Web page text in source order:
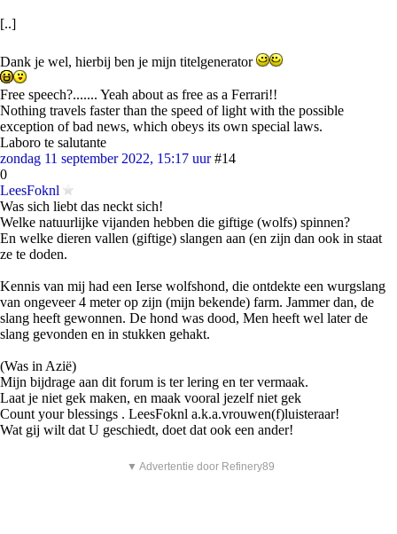
[..]
Dank je wel, hierbij ben je mijn titelgenerator
Free speech?....... Yeah about as free as a Ferrari!!
Nothing travels faster than the speed of light with the possible
exception of bad news, which obeys its own special laws.
Laboro te salutante
zondag 11 september 2022, 15:17 uur #14
0
LeesFoknl
Was sich liebt das neckt sich!
Welke natuurlijke vijanden hebben die giftige (wolfs) spinnen?
En welke dieren vallen (giftige) slangen aan (en zijn dan ook in staat
ze te doden.
Kennis van mij had een Ierse wolfshond, die ontdekte een wurgslang
van ongeveer 4 meter op zijn (mijn bekende) farm. Jammer dan, de
slang heeft gewonnen. De hond was dood, Men heeft wel later de
slang gevonden en in stukken gehakt.
(Was in Azië)
Mijn bijdrage aan dit forum is ter lering en ter vermaak.
Laat je niet gek maken, en maak vooral jezelf niet gek
Count your blessings . LeesFoknl a.k.a.vrouwen(f)luisteraar!
Wat gij wilt dat U geschiedt, doet dat ook een ander!
▼ Advertentie door Refinery89